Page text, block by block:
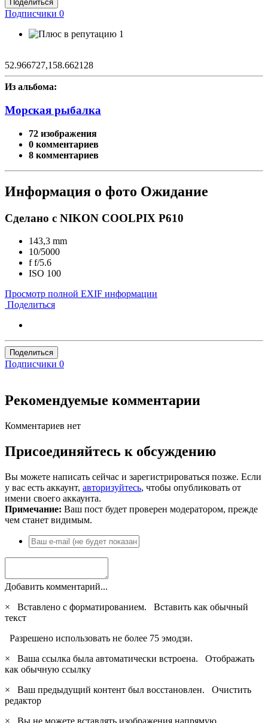
Поделиться
Подписчики 0
1
52.966727,158.662128
Из альбома:
Морская рыбалка
72 изображения
0 комментариев
8 комментариев
Информация о фото Ожидание
Сделано с NIKON COOLPIX P610
143,3 mm
10/5000
ff/5.6
ISO 100
Просмотр полной EXIF информации
Поделиться
Поделиться
Подписчики 0
Рекомендуемые комментарии
Комментариев нет
Присоединяйтесь к обсуждению
Вы можете написать сейчас и зарегистрироваться позже. Если
у вас есть аккаунт, авторизуйтесь, чтобы опубликовать от
имени своего аккаунта.
Примечание: Ваш пост будет проверен модератором, прежде
чем станет видимым.
Добавить комментарий...
×
Вставлено с форматированием. Вставить как обычный
текст
Разрешено использовать не более 75 эмодзи.
×
Ваша ссылка была автоматически встроена. Отображать
как обычную ссылку
×
Ваш предыдущий контент был восстановлен. Очистить
редактор
×
Вы не можете вставлять изображения напрямую.